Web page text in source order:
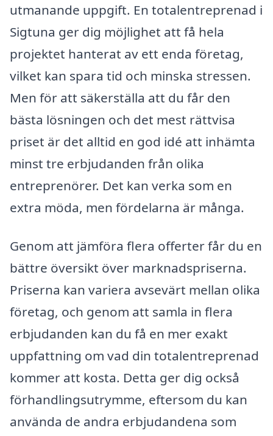
utmanande uppgift. En totalentreprenad i
Sigtuna ger dig möjlighet att få hela
projektet hanterat av ett enda företag,
vilket kan spara tid och minska stressen.
Men för att säkerställa att du får den
bästa lösningen och det mest rättvisa
priset är det alltid en god idé att inhämta
minst tre erbjudanden från olika
entreprenörer. Det kan verka som en
extra möda, men fördelarna är många.
Genom att jämföra flera offerter får du en
bättre översikt över marknadspriserna.
Priserna kan variera avsevärt mellan olika
företag, och genom att samla in flera
erbjudanden kan du få en mer exakt
uppfattning om vad din totalentreprenad
kommer att kosta. Detta ger dig också
förhandlingsutrymme, eftersom du kan
använda de andra erbjudandena som